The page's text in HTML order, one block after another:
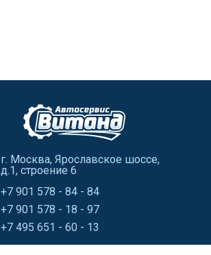
г. Москва, Ярославское шоссе,
д.1, строение 6
+7 901 578 - 84 - 84
+7 901 578 - 18 - 97
+7 495 651 - 60 - 13